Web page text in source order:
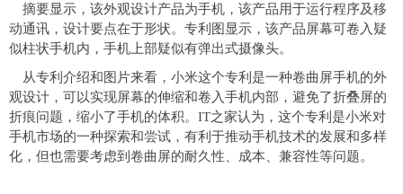
摘要显示，该外观设计产品为手机，该产品用于运行程序及移
动通讯，设计要点在于形状。专利图显示，该产品屏幕可卷入疑
似柱状手机内，手机上部疑似有弹出式摄像头。
从专利介绍和图片来看，小米这个专利是一种卷曲屏手机的外
观设计，可以实现屏幕的伸缩和卷入手机内部，避免了折叠屏的
折痕问题，缩小了手机的体积。IT之家认为，这个专利是小米对
手机市场的一种探索和尝试，有利于推动手机技术的发展和多样
化，但也需要考虑到卷曲屏的耐久性、成本、兼容性等问题。